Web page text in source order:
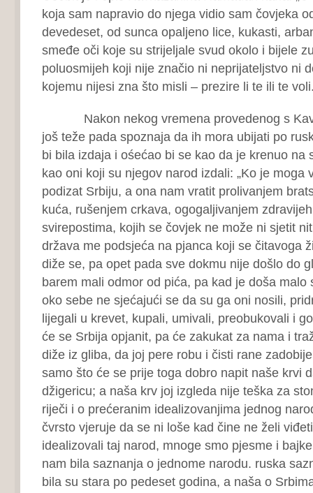
koja sam napravio do njega vidio sam čovjeka
devedeset, od sunca opaljeno lice, kukasti,
smeđe oči koje su strijeljale svud okolo i bijele
poluosmijeh koji nije značio ni neprijateljstvo ni
kojemu nijesi zna što misli – prezire li te ili te
Nakon nekog vremena provedenog s
još teže pada spoznaja da ih mora ubijati po
bi bila izdaja i ośećao bi se kao da je krenuo na
kao oni koji su njegov narod izdali: „Ko je moga
podizat Srbiju, a ona nam vratit prolivanjem
kuća, rušenjem crkava, ogogaljivanjem
svirepostima, kojih se čovjek ne može ni sjetit
država me podsjeća na pjanca koji se čitavoga
diže se, pa opet pada sve dokmu nije došlo do
barem mali odmor od pića, pa kad je doša malo
oko sebe ne sjećajući se da su ga oni nosili,
lijegali u krevet, kupali, umivali, preobukovali i
će se Srbija opjanit, pa će zakukat za nama i
diže iz gliba, da joj pere robu i čisti rane
samo što će se prije toga dobro napit naše krvi
džigericu; a naša krv joj izgleda nije teška za
riječi i o prećeranim idealizovanjima jednog
čvrsto vjeruje da se ni loše kad čine ne želi
idealizovali taj narod, mnoge smo pjesme i
nam bila saznanja o jednome narodu. ruska
bila su stara po pedeset godina, a naša o